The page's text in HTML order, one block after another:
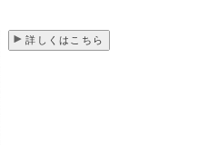
詳しくはこちら